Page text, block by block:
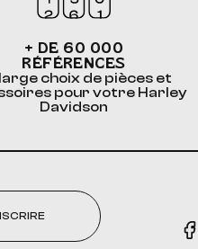
+ DE 60 000
RÉFÉRENCES
choix de pièces et
pour votre Harley
Davidson